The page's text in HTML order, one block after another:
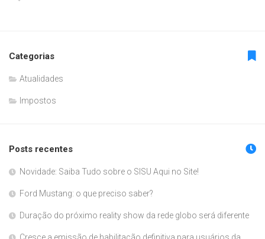
Categorias
Atualidades
Impostos
Posts recentes
Novidade: Saiba Tudo sobre o SISU Aqui no Site!
Ford Mustang: o que preciso saber?
Duração do próximo reality show da rede globo será diferente
Cresce a emissão de habilitação definitiva para usuários da